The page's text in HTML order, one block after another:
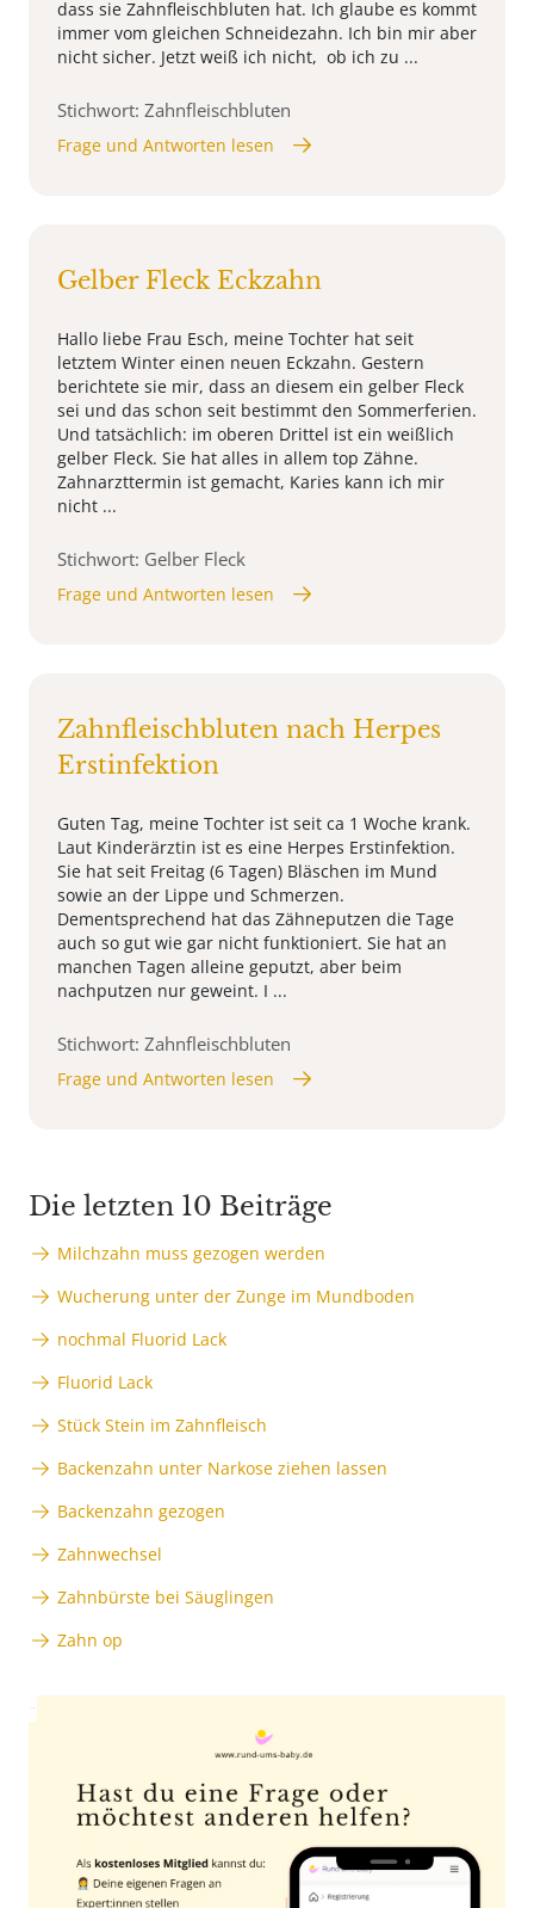
dass sie Zahnfleischbluten hat. Ich glaube es kommt
immer vom gleichen Schneidezahn. Ich bin mir aber
nicht sicher. Jetzt weiß ich nicht, ob ich zu ...
Stichwort: Zahnfleischbluten
Frage und Antworten lesen
Gelber Fleck Eckzahn
Hallo liebe Frau Esch, meine Tochter hat seit
letztem Winter einen neuen Eckzahn. Gestern
berichtete sie mir, dass an diesem ein gelber Fleck
sei und das schon seit bestimmt den Sommerferien.
Und tatsächlich: im oberen Drittel ist ein weißlich
gelber Fleck. Sie hat alles in allem top Zähne.
Zahnarzttermin ist gemacht, Karies kann ich mir
nicht ...
Stichwort: Gelber Fleck
Frage und Antworten lesen
Zahnfleischbluten nach Herpes
Erstinfektion
Guten Tag, meine Tochter ist seit ca 1 Woche krank.
Laut Kinderärztin ist es eine Herpes Erstinfektion.
Sie hat seit Freitag (6 Tagen) Bläschen im Mund
sowie an der Lippe und Schmerzen.
Dementsprechend hat das Zähneputzen die Tage
auch so gut wie gar nicht funktioniert. Sie hat an
manchen Tagen alleine geputzt, aber beim
nachputzen nur geweint. I ...
Stichwort: Zahnfleischbluten
Frage und Antworten lesen
Die letzten 10 Beiträge
Milchzahn muss gezogen werden
Wucherung unter der Zunge im Mundboden
nochmal Fluorid Lack
Fluorid Lack
Stück Stein im Zahnfleisch
Backenzahn unter Narkose ziehen lassen
Backenzahn gezogen
Zahnwechsel
Zahnbürste bei Säuglingen
Zahn op